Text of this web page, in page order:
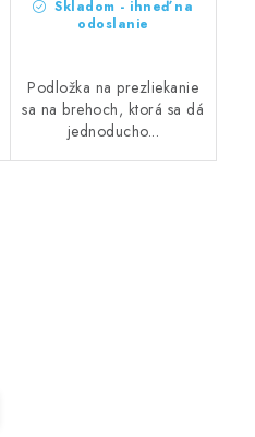
Skladom - ihneď na
odoslanie
Podložka na prezliekanie
sa na brehoch, ktorá sa dá
jednoducho...